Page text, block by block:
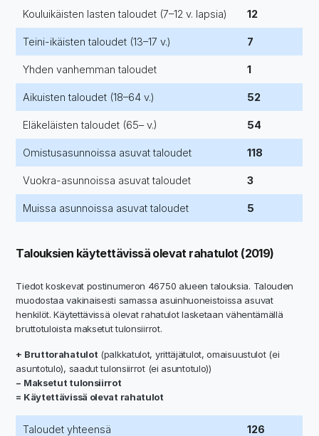
Kouluikäisten lasten taloudet (7–12 v. lapsia) 12
Teini-ikäisten taloudet (13–17 v.) 7
Yhden vanhemman taloudet 1
Aikuisten taloudet (18–64 v.) 52
Eläkeläisten taloudet (65– v.) 54
Omistusasunnoissa asuvat taloudet 118
Vuokra-asunnoissa asuvat taloudet 3
Muissa asunnoissa asuvat taloudet 5
Talouksien käytettävissä olevat rahatulot (2019)
Tiedot koskevat postinumeron 46750 alueen talouksia. Talouden
muodostaa vakinaisesti samassa asuinhuoneistoissa asuvat
henkilöt. Käytettävissä olevat rahatulot lasketaan vähentämällä
bruttotuloista maksetut tulonsiirrot.
+ Bruttorahatulot (palkkatulot, yrittäjätulot, omaisuustulot (ei
asuntotulo), saadut tulonsiirrot (ei asuntotulo))
− Maksetut tulonsiirrot
= Käytettävissä olevat rahatulot
Taloudet yhteensä 126